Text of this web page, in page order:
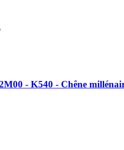
- K540 - Chêne